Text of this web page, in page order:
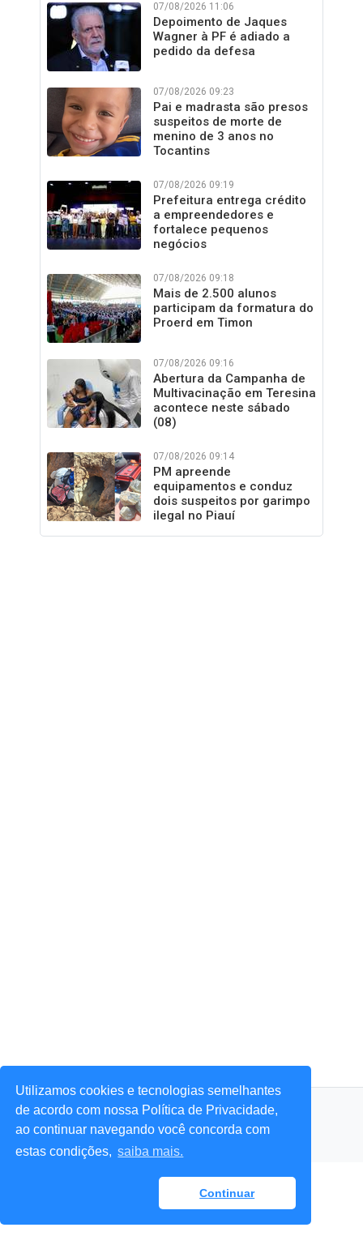
Utilizamos cookies e tecnologias semelhantes
de acordo com nossa Política de Privacidade,
ao continuar navegando você concorda com
estas condições, saiba mais.
Continuar
07/08/2026 11:06
Depoimento de Jaques
Wagner à PF é adiado a
pedido da defesa
07/08/2026 09:23
Pai e madrasta são presos
suspeitos de morte de
menino de 3 anos no
Tocantins
07/08/2026 09:19
Prefeitura entrega crédito
a empreendedores e
fortalece pequenos
negócios
07/08/2026 09:18
Mais de 2.500 alunos
participam da formatura do
Proerd em Timon
07/08/2026 09:16
Abertura da Campanha de
Multivacinação em Teresina
acontece neste sábado
(08)
07/08/2026 09:14
PM apreende
equipamentos e conduz
dois suspeitos por garimpo
ilegal no Piauí
© 2026 Portal Agora Sim! — Todos os direitos reservados.